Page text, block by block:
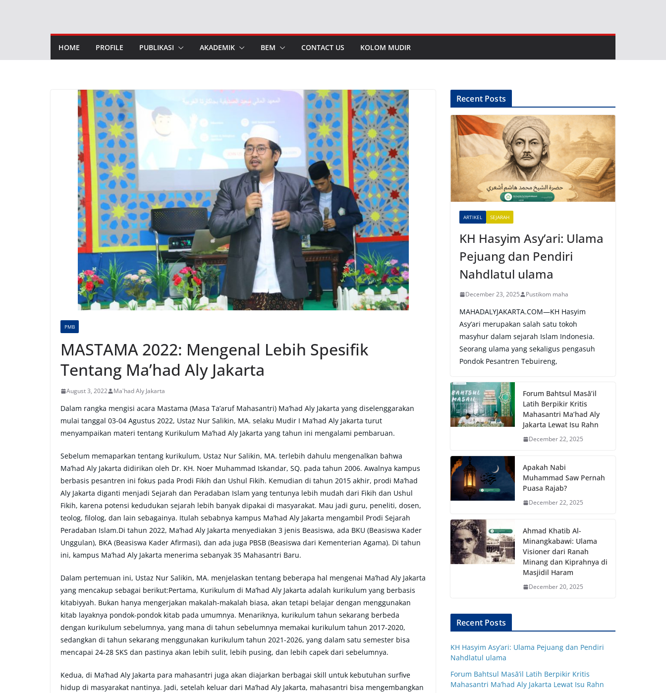
HOME PROFILE PUBLIKASI AKADEMIK BEM CONTACT US KOLOM MUDIR
PMB
MASTAMA 2022: Mengenal Lebih Spesifik
Tentang Ma’had Aly Jakarta
August 3, 2022 Ma'had Aly Jakarta
Dalam rangka mengisi acara Mastama (Masa Ta’aruf Mahasantri) Ma’had Aly Jakarta yang diselenggarakan
mulai tanggal 03-04 Agustus 2022, Ustaz Nur Salikin, MA. selaku Mudir I Ma’had Aly Jakarta turut
menyampaikan materi tentang Kurikulum Ma’had Aly Jakarta yang tahun ini mengalami pembaruan.
Sebelum memaparkan tentang kurikulum, Ustaz Nur Salikin, MA. terlebih dahulu mengenalkan bahwa
Ma’had Aly Jakarta didirikan oleh Dr. KH. Noer Muhammad Iskandar, SQ. pada tahun 2006. Awalnya kampus
berbasis pesantren ini fokus pada Prodi Fikih dan Ushul Fikih. Kemudian di tahun 2015 akhir, prodi Ma’had
Aly Jakarta diganti menjadi Sejarah dan Peradaban Islam yang tentunya lebih mudah dari Fikih dan Ushul
Fikih, karena potensi kedudukan sejarah lebih banyak dipakai di masyarakat. Mau jadi guru, peneliti, dosen,
teolog, filolog, dan lain sebagainya. Itulah sebabnya kampus Ma’had Aly Jakarta mengambil Prodi Sejarah
Peradaban Islam.Di tahun 2022, Ma’had Aly Jakarta menyediakan 3 jenis Beasiswa, ada BKU (Beasiswa Kader
Unggulan), BKA (Beasiswa Kader Afirmasi), dan ada juga PBSB (Beasiswa dari Kementerian Agama). Di tahun
ini, kampus Ma’had Aly Jakarta menerima sebanyak 35 Mahasantri Baru.
Dalam pertemuan ini, Ustaz Nur Salikin, MA. menjelaskan tentang beberapa hal mengenai Ma’had Aly Jakarta
yang mencakup sebagai berikut:Pertama, Kurikulum di Ma’had Aly Jakarta adalah kurikulum yang berbasis
kitabiyyah. Bukan hanya mengerjakan makalah-makalah biasa, akan tetapi belajar dengan menggunakan
kitab layaknya pondok-pondok kitab pada umumnya. Menariknya, kurikulum tahun sekarang berbeda
dengan kurikulum sebelumnya, yang mana di tahun sebelumnya memakai kurikulum tahun 2017-2020,
sedangkan di tahun sekarang menggunakan kurikulum tahun 2021-2026, yang dalam satu semester bisa
mencapai 24-28 SKS dan pastinya akan lebih sulit, lebih pusing, dan lebih capek dari sebelumnya.
Kedua, di Ma’had Aly Jakarta para mahasantri juga akan diajarkan berbagai skill untuk kebutuhan surfive
hidup di masyarakat nantinya. Jadi, setelah keluar dari Ma’had Aly Jakarta, mahasantri bisa mengembangkan
Recent Posts
ARTIKEL SEJARAH
KH Hasyim Asy’ari: Ulama
Pejuang dan Pendiri
Nahdlatul ulama
December 23, 2025 Pustikom maha
MAHADALYJAKARTA.COM—KH Hasyim
Asy’ari merupakan salah satu tokoh
masyhur dalam sejarah Islam Indonesia.
Seorang ulama yang sekaligus pengasuh
Pondok Pesantren Tebuireng,
Forum Bahtsul Masā’il
Latih Berpikir Kritis
Mahasantri Ma’had Aly
Jakarta Lewat Isu Rahn
December 22, 2025
Apakah Nabi
Muhammad Saw Pernah
Puasa Rajab?
December 22, 2025
Ahmad Khatib Al-
Minangkabawi: Ulama
Visioner dari Ranah
Minang dan Kiprahnya di
Masjidil Haram
December 20, 2025
Recent Posts
KH Hasyim Asy’ari: Ulama Pejuang dan Pendiri
Nahdlatul ulama
Forum Bahtsul Masā’il Latih Berpikir Kritis
Mahasantri Ma’had Aly Jakarta Lewat Isu Rahn